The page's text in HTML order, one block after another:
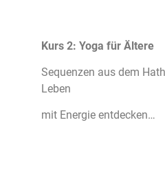
Kurs 2: Yoga für Ältere
Sequenzen aus dem
Leben
mit Energie entdecken…